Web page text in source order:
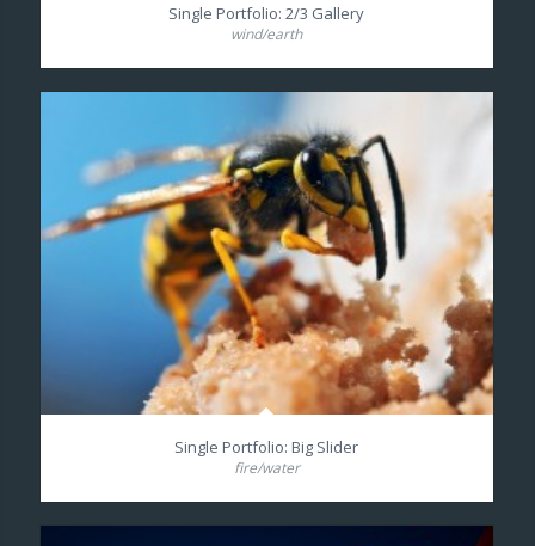
Single Portfolio: 2/3 Gallery
wind/earth
Single Portfolio: Big Slider
fire/water